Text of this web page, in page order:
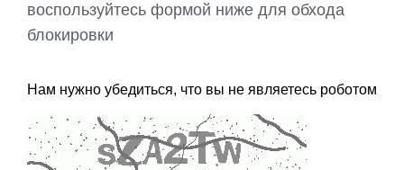
воспользуйтесь формой ниже для обхода
блокировки
Нам нужно убедиться, что вы не являетесь роботом